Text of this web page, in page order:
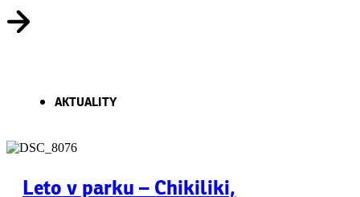
AKTUALITY
Leto v parku – Chikiliki,